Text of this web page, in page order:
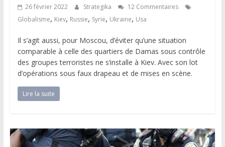
26 février 2022 Strategika
12 Commentaires
Globalisme, Kiev, Russie, Syrie, Ukraine, Usa
Il s’agit aussi, pour Moscou, d’éviter qu’une situation
comparable à celle des quartiers de Damas sous contrôle
des groupes terroristes ne s’installe à Kiev. Avec son lot
d’opérations sous faux drapeau et de mises en scène.
Lire la suite